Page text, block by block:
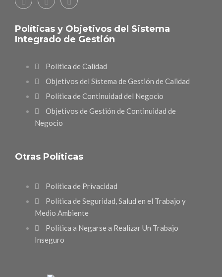
Políticas y Objetivos del Sistema
Integrado de Gestión
Política de Calidad
Objetivos del Sistema de Gestión de Calidad
Política de Continuidad del Negocio
Objetivos de Gestión de Continuidad de
Negocio
Otras Políticas
Política de Privacidad
Política de Seguridad, Salud en el Trabajo y
Medio Ambiente
Política a Negarse a Realizar Un Trabajo
Inseguro